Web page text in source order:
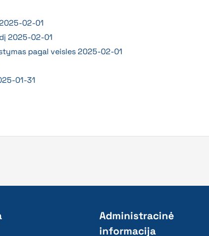
02-01
2025-02-01
pagal veisles 2025-02-01
01-31
Administracinė
informacija